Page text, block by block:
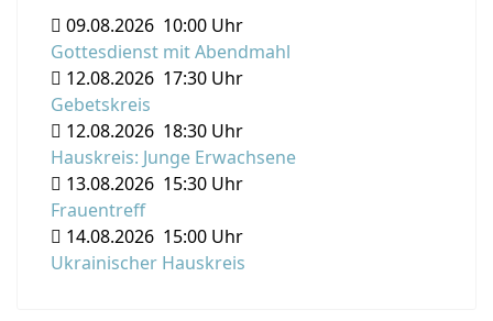
09.08.2026 10:00 Uhr
Gottesdienst mit Abendmahl
12.08.2026 17:30 Uhr
Gebetskreis
12.08.2026 18:30 Uhr
Hauskreis: Junge Erwachsene
13.08.2026 15:30 Uhr
Frauentreff
14.08.2026 15:00 Uhr
Ukrainischer Hauskreis